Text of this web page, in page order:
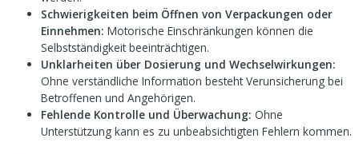
Schwierigkeiten beim Öffnen von Verpackungen oder
Einnehmen: Motorische Einschränkungen können die
Selbstständigkeit beeinträchtigen.
Unklarheiten über Dosierung und Wechselwirkungen:
Ohne verständliche Information besteht Verunsicherung bei
Betroffenen und Angehörigen.
Fehlende Kontrolle und Überwachung: Ohne
Unterstützung kann es zu unbeabsichtigten Fehlern kommen.